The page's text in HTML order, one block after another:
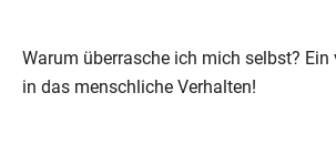
Warum überrasche ich mich selbst? Ein
in das menschliche Verhalten!